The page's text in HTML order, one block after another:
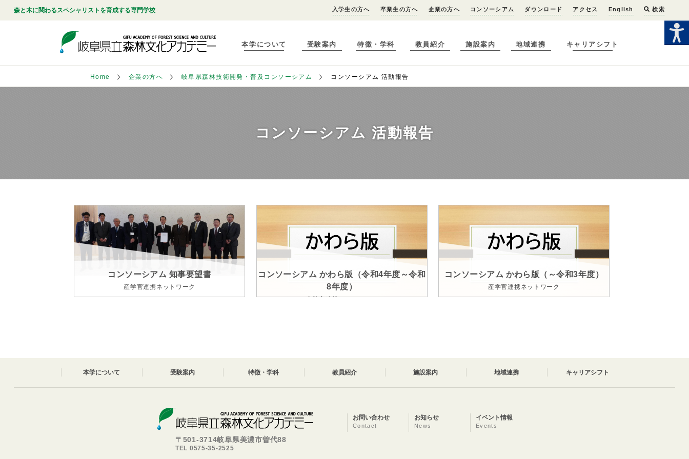
森と木に関わるスペシャリストを育成する専門学校 入学生の方へ 卒業生の方へ 企業の方へ コンソーシアム ダウンロード アクセス English 検索
本学について 受験案内 特徴・学科 教員紹介 施設案内 地域連携 キャリアシフト
Home 企業の方へ 岐阜県森林技術開発・普及コンソーシアム コンソーシアム 活動報告
コンソーシアム 活動報告
コンソーシアム 知事要望書
産学官連携ネットワーク
コンソーシアム かわら版（令和4年度～令和
8年度）
産学官連携ネットワーク
コンソーシアム かわら版（～令和3年度）
産学官連携ネットワーク
本学について 受験案内 特徴・学科 教員紹介 施設案内 地域連携 キャリアシフト
〒501-3714岐阜県美濃市曽代88
TEL 0575-35-2525
お問い合わせ
Contact
お知らせ
News
イベント情報
Events